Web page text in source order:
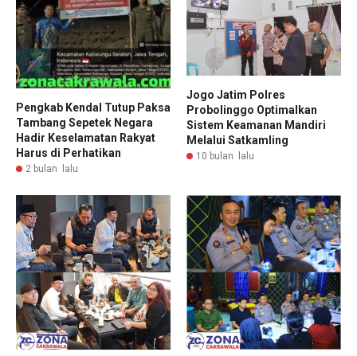
Pengkab Kendal Tutup Paksa
Tambang Sepetek Negara
Hadir Keselamatan Rakyat
Harus di Perhatikan
2 bulan lalu
Jogo Jatim Polres
Probolinggo Optimalkan
Sistem Keamanan Mandiri
Melalui Satkamling
10 bulan lalu